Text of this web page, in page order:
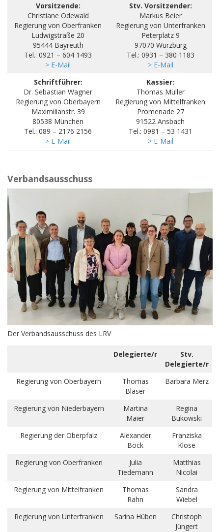
Vorsitzende:
Christiane Odewald
Regierung von Oberfranken
Ludwigstraße 20
95444 Bayreuth
Tel.: 0921 – 604 1493
> E-Mail
Stv. Vorsitzender:
Markus Beier
Regierung von Unterfranken
Peterplatz 9
97070 Würzburg
Tel.: 0931 – 380 1183
> E-Mail
Schriftführer:
Dr. Sebastian Wagner
Regierung von Oberbayern
Maximilianstr. 39
80538 München
Tel.: 089 – 2176 2156
> E-Mail
Kassier:
Thomas Müller
Regierung von Mittelfranken
Promenade 27
91522 Ansbach
Tel.: 0981 – 53 1431
> E-Mail
Verbandsausschuss
Der Verbandsausschuss des LRV
Delegierte/r
Stv.
Delegierte/r
Regierung von Oberbayern
Thomas
Bläser
Barbara Merz
Regierung von Niederbayern
Martina
Maier
Regina
Bukowski
Regierung der Oberpfalz
Alexander
Bock
Franziska
Klose
Regierung von Oberfranken
Julia
Tiedemann
Matthias
Nicolai
Regierung von Mittelfranken
Thomas
Rahn
Sandra
Wiebel
Regierung von Unterfranken
Sarina Hüben
Christoph
Jüngert